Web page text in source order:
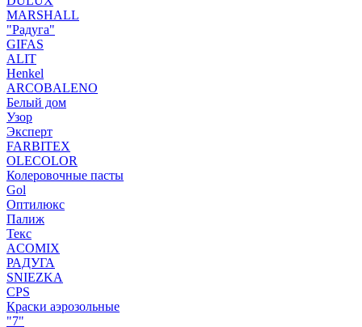
MARSHALL
"Радуга"
GIFAS
ALIT
Henkel
ARCOBALENO
Белый дом
Узор
Эксперт
FARBITEX
OLECOLOR
Колеровочные пасты
Gol
Оптилюкс
Палиж
Текс
ACOMIX
РАДУГА
SNIEZKA
CPS
Краски аэрозольные
"7"